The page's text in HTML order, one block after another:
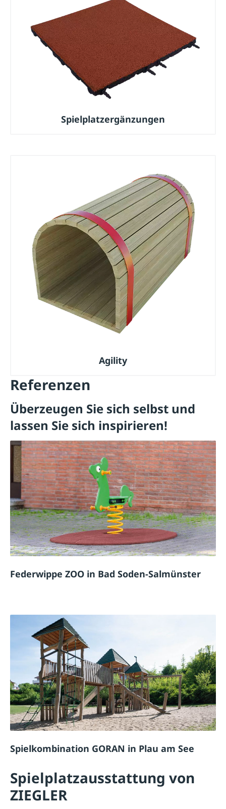
Spielplatzergänzungen
Agility
Referenzen
Überzeugen Sie sich selbst und
lassen Sie sich inspirieren!
Federwippe ZOO in Bad Soden-Salmünster
Spielkombination GORAN in Plau am See
Spielplatzausstattung von
ZIEGLER